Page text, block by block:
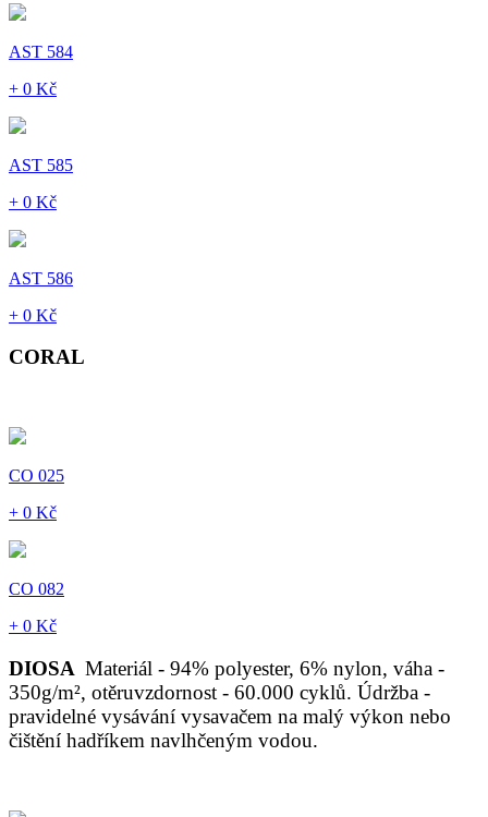
AST 584
+ 0 Kč
AST 585
+ 0 Kč
AST 586
+ 0 Kč
CORAL
CO 025
+ 0 Kč
CO 082
+ 0 Kč
DIOSA Materiál - 94% polyester, 6% nylon, váha -
350g/m², otěruvzdornost - 60.000 cyklů. Údržba -
pravidelné vysávání vysavačem na malý výkon nebo
čištění hadříkem navlhčeným vodou.